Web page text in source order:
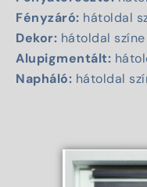
Fényzáró: hátoldal
Dekor: hátoldal
Alupigmentált:
Napháló: hátoldal